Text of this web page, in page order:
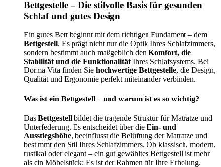
Bettgestelle – Die stilvolle Basis für gesunden
Schlaf und gutes Design
Ein gutes Bett beginnt mit dem richtigen Fundament – dem
Bettgestell. Es prägt nicht nur die Optik Ihres Schlafzimmers,
sondern bestimmt auch maßgeblich den Komfort, die
Stabilität und die Funktionalität Ihres Schlafsystems. Bei
Dorma Vita finden Sie hochwertige Bettgestelle, die Design,
Qualität und Ergonomie perfekt miteinander verbinden.
Was ist ein Bettgestell – und warum ist es so wichtig?
Das Bettgestell bildet die tragende Struktur für Matratze und
Unterfederung. Es entscheidet über die Ein- und
Ausstiegshöhe, beeinflusst die Belüftung der Matratze und
bestimmt den Stil Ihres Schlafzimmers. Ob klassisch, modern,
rustikal oder elegant – ein gut gewähltes Bettgestell ist mehr
als ein Möbelstück: Es ist der Rahmen für Ihre Erholung.